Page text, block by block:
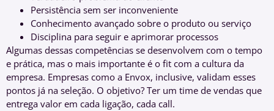
Persistência sem ser inconveniente
Conhecimento avançado sobre o produto ou serviço
Disciplina para seguir e aprimorar processos
Algumas dessas competências se desenvolvem com o tempo
e prática, mas o mais importante é o fit com a cultura da
empresa. Empresas como a Envox, inclusive, validam esses
pontos já na seleção. O objetivo? Ter um time de vendas que
entrega valor em cada ligação, cada call.